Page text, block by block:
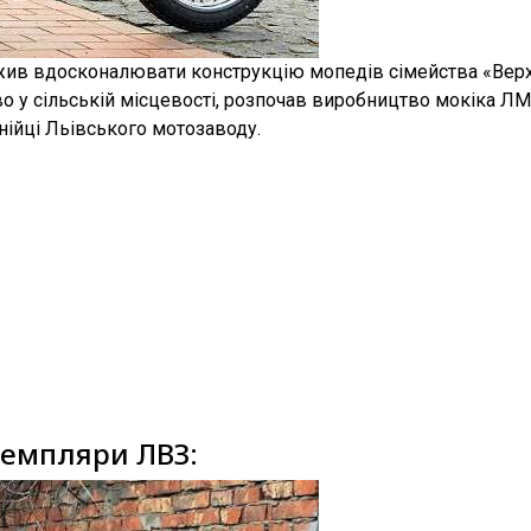
вдосконалювати конструкцію мопедів сімейства
у сільській місцевості, розпочав виробництво мокіка
Льівського мотозаводу.
ЛВЗ: